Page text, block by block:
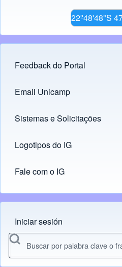
22º48'48"S
Footer menu
Feedback do Portal
Links
Email Unicamp
(opens in new tab)
Sistemas e Solicitações
(opens in new tab)
Logotipos do IG
(opens in new tab)
Fale com o IG
Menu do usuário
Iniciar sesión
Buscar